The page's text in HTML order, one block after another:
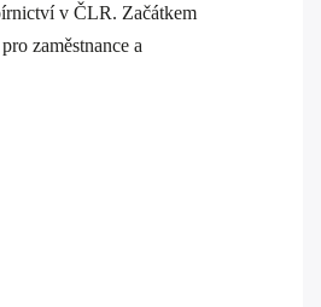
v ČLR. Začátkem
zaměstnance a